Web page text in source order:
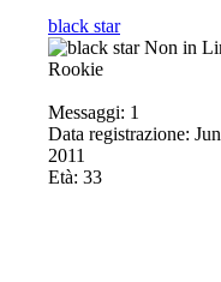
black star
Rookie
Messaggi: 1
Data registrazione: Jun
2011
Età: 33